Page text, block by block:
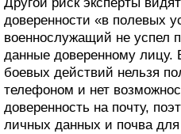
Другой риск эксперты
доверенности «в полевых
военнослужащий не успел
данные доверенному лицу.
боевых действий нельзя
телефоном и нет
доверенность на почту,
личных данных и почва